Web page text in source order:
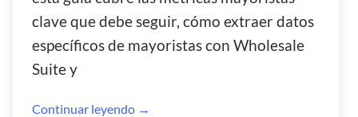
clave que debe seguir, cómo extraer datos
específicos de mayoristas con Wholesale
Suite y
Continuar leyendo →